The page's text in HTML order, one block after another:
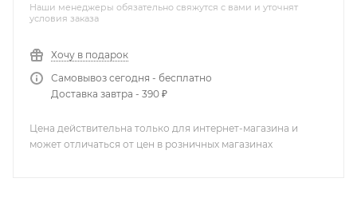
Наши менеджеры обязательно свяжутся с вами и уточнят
условия заказа
Хочу в подарок
Самовывоз сегодня - бесплатно
Доставка завтра - 390 ₽
Цена действительна только для интернет-магазина и
может отличаться от цен в розничных магазинах